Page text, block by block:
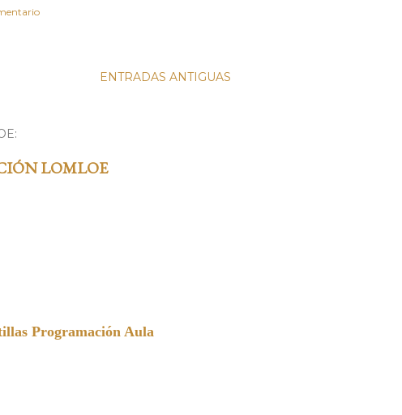
ENTRADAS ANTIGUAS
LOMLOE
Programación Aula